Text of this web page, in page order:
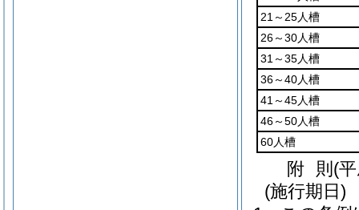
21～25人槽
26～30人槽
31～35人槽
36～40人槽
41～45人槽
46～50人槽
60人槽
附 則 (
(施行期日)